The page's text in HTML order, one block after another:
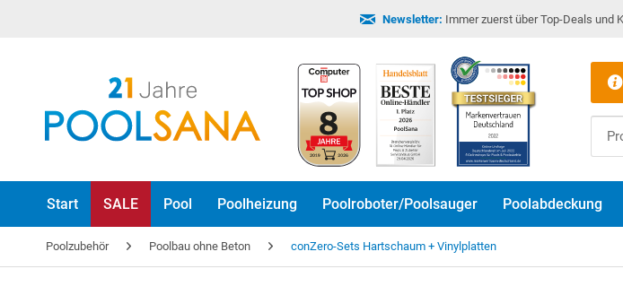
Newsletter: Immer zuerst über Top-Deals und
Start SALE Pool Poolheizung Poolroboter/Poolsauger Poolabdeckung
Poolzubehör Poolbau ohne Beton conZero-Sets Hartschaum + Vinylplatten